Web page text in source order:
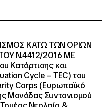
ΚΑΤΩ ΤΩΝ ΟΡΙΩΝ
Ν.4412/2016 ΜΕ
Κατάρτισης και
Cycle – TEC) του
Corps (Ευρωπαϊκό
Μονάδας Συντονισμού